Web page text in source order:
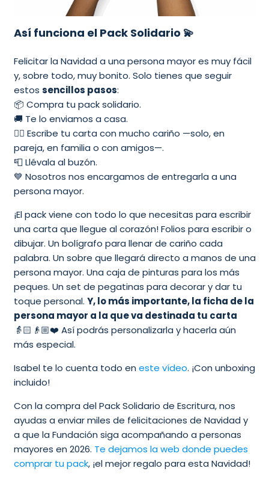
Así funciona el Pack Solidario 💫
Felicitar la Navidad a una persona mayor es muy fácil
y, sobre todo, muy bonito. Solo tienes que seguir
estos sencillos pasos:
📦 Compra tu pack solidario.
🚚 Te lo enviamos a casa.
✍🏼 Escribe tu carta con mucho cariño —solo, en
pareja, en familia o con amigos—.
📮 Llévala al buzón.
💙 Nosotros nos encargamos de entregarla a una
persona mayor.
¡El pack viene con todo lo que necesitas para escribir
una carta que llegue al corazón! Folios para escribir o
dibujar. Un bolígrafo para llenar de cariño cada
palabra. Un sobre que llegará directo a manos de una
persona mayor. Una caja de pinturas para los más
peques. Un set de pegatinas para decorar y dar tu
toque personal. Y, lo más importante, la ficha de la
persona mayor a la que va destinada tu carta
👵🏻👴🏼❤️ Así podrás personalizarla y hacerla aún
más especial.
Isabel te lo cuenta todo en este vídeo. ¡Con unboxing
incluido!
Con la compra del Pack Solidario de Escritura, nos
ayudas a enviar miles de felicitaciones de Navidad y
a que la Fundación siga acompañando a personas
mayores en 2026. Te dejamos la web donde puedes
comprar tu pack, ¡el mejor regalo para esta Navidad!